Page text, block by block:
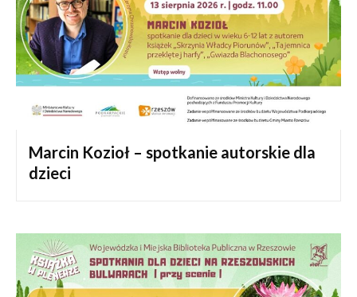
Marcin Kozioł – spotkanie autorskie dla
dzieci